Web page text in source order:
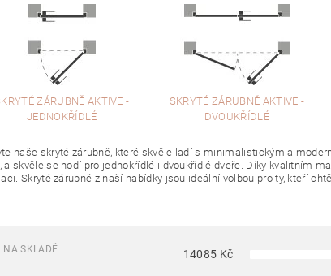
ZÁRUBNĚ AKTIVE -
JEDNOKŘÍDLÉ
SKRYTÉ ZÁRUBNĚ AKTIVE -
DVOUKŘÍDLÉ
naše skryté zárubně, které skvěle ladí s minimalistickým a
a skvěle se hodí pro jednokřídlé i dvoukřídlé dveře. Díky kvalitním
Skryté zárubně z naší nabídky jsou ideální volbou pro ty, kteří
NA SKLADĚ 14085 Kč